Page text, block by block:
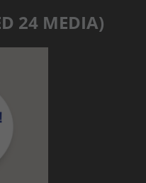
24 MEDIA)